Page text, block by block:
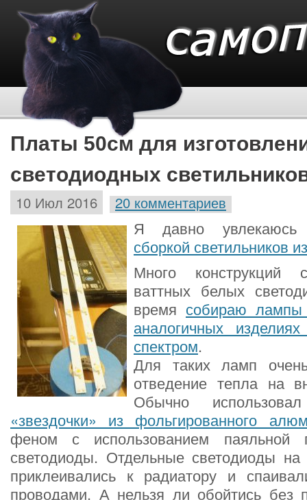
Платы 50см для
светодиодных
10 Июл 2016 20 комментариев
Я давно
сборкой светильников
Много конструкций
ваттных белых
время собираю
аналогичных
спектром.
Для таких ламп
отведение тепла на
Обычно
«звездочки» из фольгированного
феном с использованием паяльной
светодиоды. Отдельные светодиоды на
приклеивались к радиатору и
проводами. А нельзя ли обойтись без